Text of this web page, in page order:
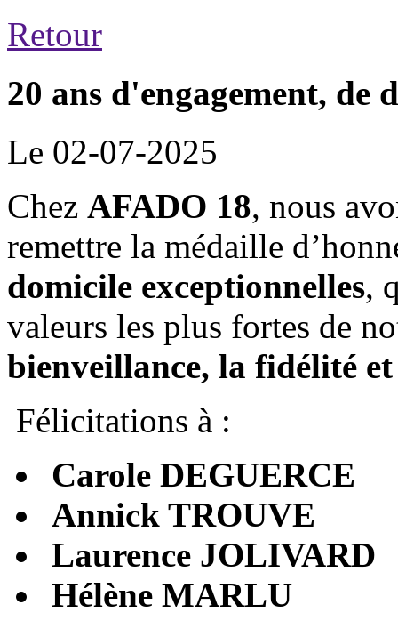
Retour
20 ans d'engagement, de
Le 02-07-2025
Chez AFADO 18, nous
remettre la médaille
domicile exceptionnelles,
valeurs les plus fortes de
bienveillance, la fidélité
Félicitations à :
Carole DEGUERCE
Annick TROUVE
Laurence JOLIVARD
Hélène MARLU